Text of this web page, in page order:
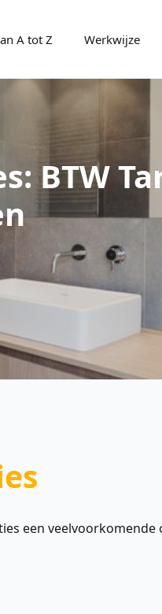
A tot Z Werkwijze
BTW
een veelvoorkomende